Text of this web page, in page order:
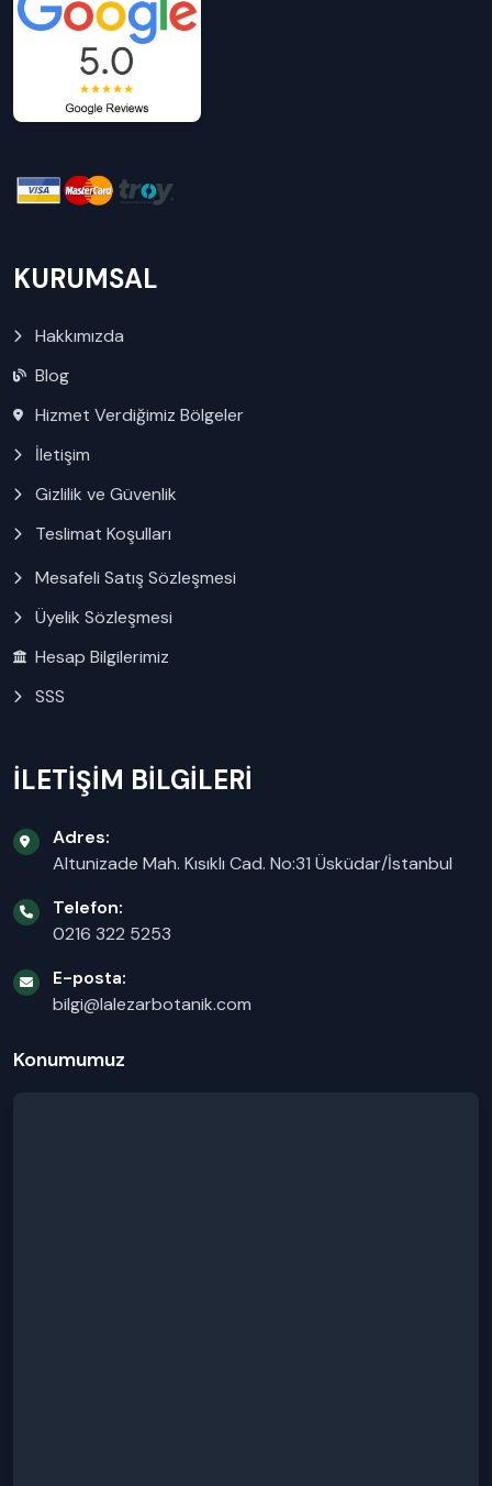
KURUMSAL
Hakkımızda
Blog
Hizmet Verdiğimiz Bölgeler
İletişim
Gizlilik ve Güvenlik
Teslimat Koşulları
Mesafeli Satış Sözleşmesi
Üyelik Sözleşmesi
Hesap Bilgilerimiz
SSS
İLETİŞİM BİLGİLERİ
Adres:
Altunizade Mah. Kısıklı Cad. No:31 Üsküdar/İstanbul
Telefon:
0216 322 5253
E-posta:
bilgi@lalezarbotanik.com
Konumumuz